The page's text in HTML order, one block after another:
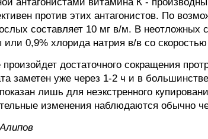
против этих антагонистов. По
составляет 10 мг в/м. В неотложных
или 0,9% хлорида натрия в/в со
достаточного сокращения
заметен уже через 1-2 ч и в
лишь для неэкстренного
изменения наблюдаются обычно